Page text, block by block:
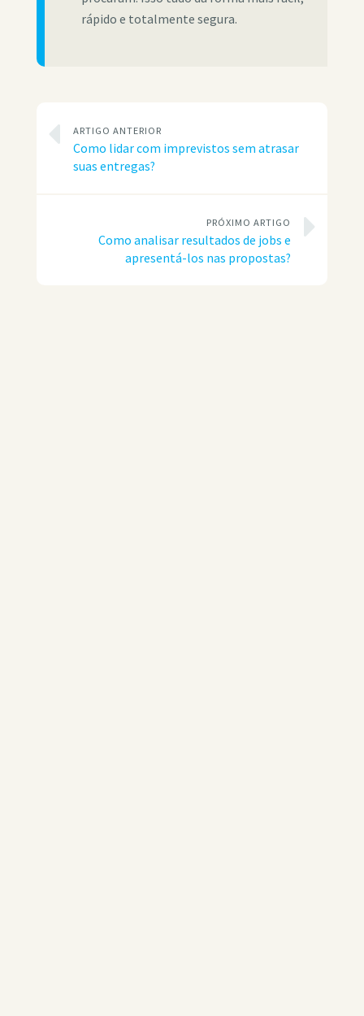
rápido e totalmente segura.
ARTIGO ANTERIOR
Como lidar com imprevistos sem atrasar
suas entregas?
PRÓXIMO ARTIGO
Como analisar resultados de jobs e
apresentá-los nas propostas?